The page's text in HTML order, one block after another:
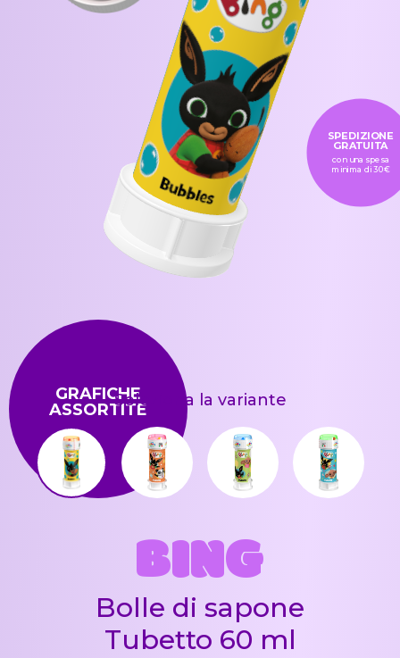
BING
Bolle di sapone
Tubetto 60 ml
SPEDIZIONE
GRATUITA
con una spesa
minima di 30€
GRAFICHE
ASSORTITESeleziona la variante